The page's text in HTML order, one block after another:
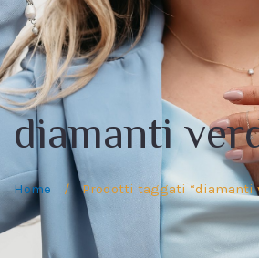
diamanti
Home / Prodotti taggati “diamanti